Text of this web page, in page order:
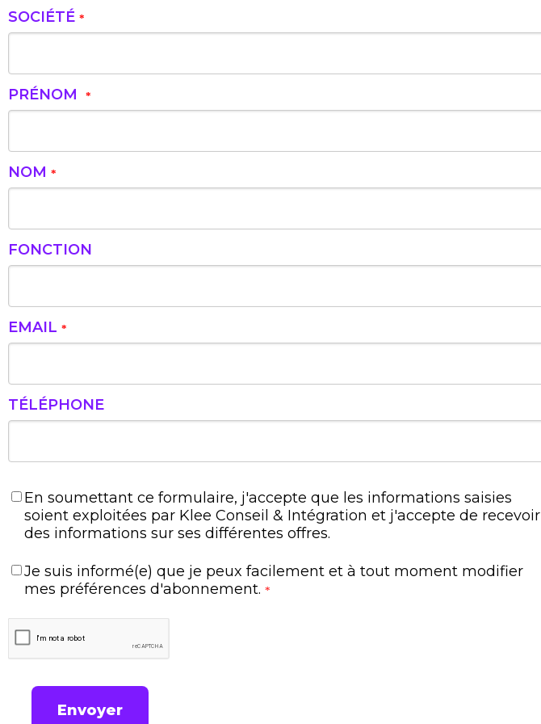
SOCIÉTÉ *
PRÉNOM *
NOM *
FONCTION
EMAIL *
TÉLÉPHONE
En soumettant ce formulaire, j'accepte que les informations saisies
soient exploitées par Klee Conseil & Intégration et j'accepte de recevoir
des informations sur ses différentes offres.
Je suis informé(e) que je peux facilement et à tout moment modifier
mes préférences d'abonnement. *